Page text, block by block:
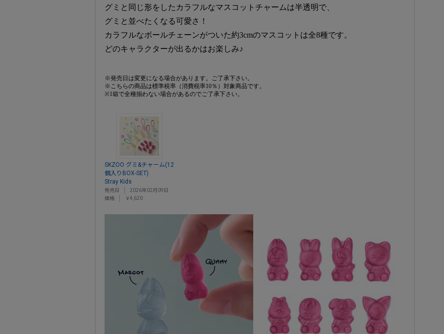
グミと同じ形をしたカラフルなマスコットチャームは半透明で、
グミと並べたくなる可愛さ！
カラフルなボールチェーンがついた約3cmのマスコットは全8種です。
どのキャラクターが出るかはお楽しみ♪
※発売日は変更になる場合があります。ご了承下さい。
※こちらの商品は標準税率（消費税率10％）対象商品です。
※1箱で全種揃わない場合があるのでご了承下さい。
SKZOO グミ&チャーム(12
個入りBOX-SET)
Stray Kids
発売日
2026年02月09日
価格
￥4,620